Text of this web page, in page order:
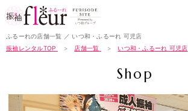
ふるーれの店舗一覧 ／ いつ和・ふるーれ 可児店
振袖レンタルTOP
店舗一覧 いつ和・ふるーれ 可児店
Shop